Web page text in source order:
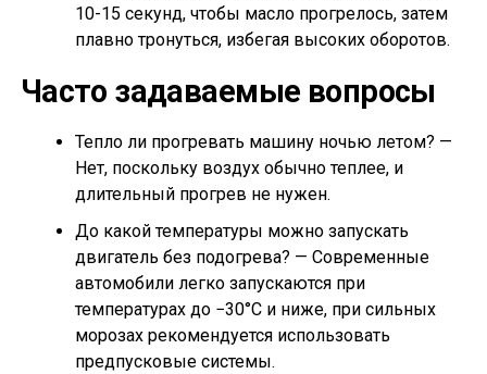
10-15 секунд, чтобы масло прогрелось, затем
плавно тронуться, избегая высоких оборотов.
Часто задаваемые вопросы
Тепло ли прогревать машину ночью летом? —
Нет, поскольку воздух обычно теплее, и
длительный прогрев не нужен.
До какой температуры можно запускать
двигатель без подогрева? — Современные
автомобили легко запускаются при
температурах до −30°C и ниже, при сильных
морозах рекомендуется использовать
предпусковые системы.